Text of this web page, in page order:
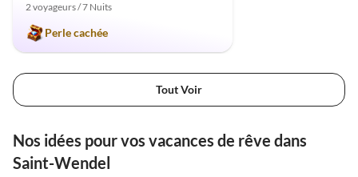
2 voyageurs / 7 Nuits
Perle cachée
Tout Voir
Nos idées pour vos vacances de rêve dans
Saint-Wendel